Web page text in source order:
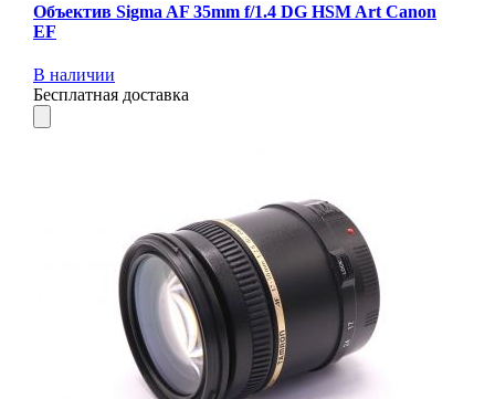
Объектив Sigma AF 35mm f/1.4 DG HSM Art Canon
EF
В наличии
Бесплатная доставка